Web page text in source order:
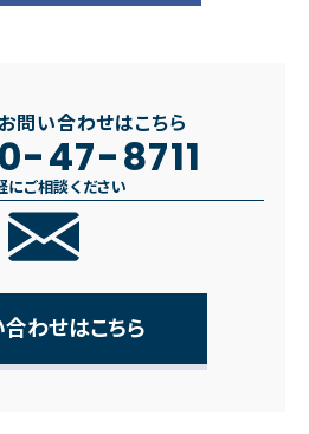
問い合わせはこちら
47-8711
にご相談ください
わせはこちら